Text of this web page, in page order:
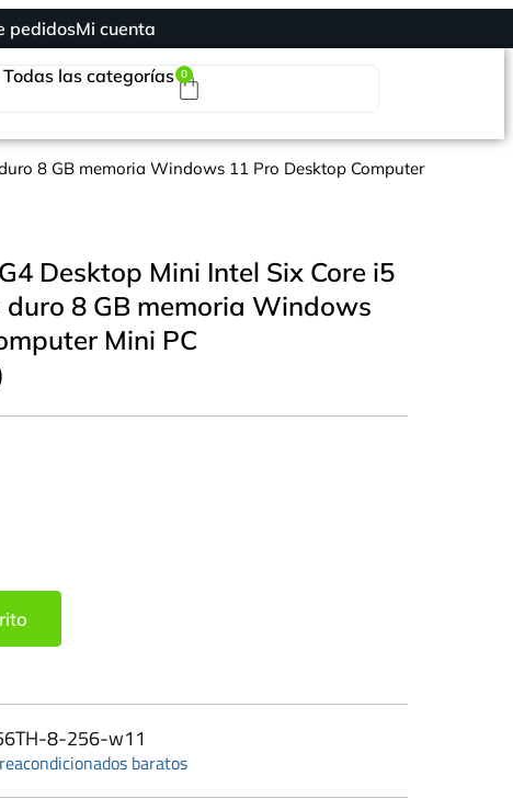
pedidosMi cuenta
Todas las categorías 0
8 GB memoria Windows 11 Pro Desktop Computer
Desktop Mini Intel Six Core i5
duro 8 GB memoria Windows
Mini PC
8-256-w11
baratos